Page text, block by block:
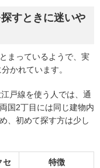
すときに迷いや
まっているようで、実
分かれています。
戸線を使う人では、通
国2丁目には同じ建物内
、初めて探す方は少し
セ
特徴